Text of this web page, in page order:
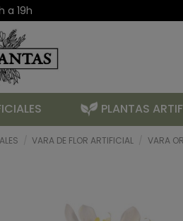
a 19h
PLANTAS
VARA DE FLOR ARTIFICIAL VARA